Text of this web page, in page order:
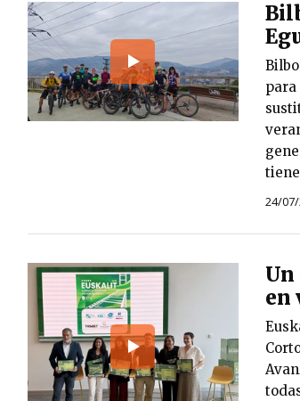
para
24/
en